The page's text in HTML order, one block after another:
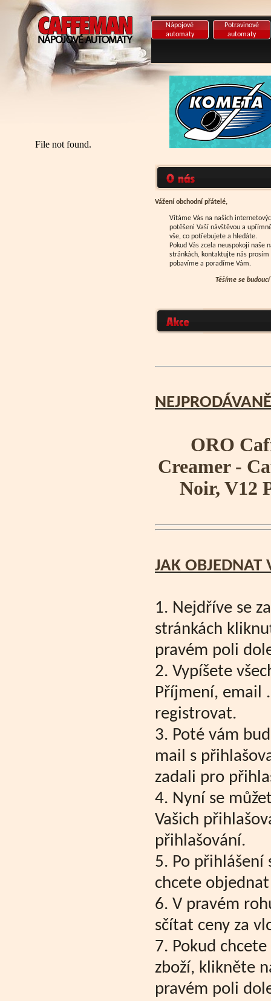
Nápojové
automaty
Potravinové
automaty
Vážení obchodní přátelé,
Vítáme Vás na našich
potěšeni Vaší návštěvou a
vše, co potřebujete a hledáte.
Pokud Vás zcela neuspokojí naše
stránkách, kontaktujte nás
pobavíme a poradíme Vám.
Těšíme se
ORO
Creamer -
Noir, V12
JAK OBJEDNAT
1. Nejdříve se
stránkách
pravém poli
2. Vypíšete
Příjmení, email
registrovat.
3. Poté vám
mail s
zadali pro
4. Nyní se
Vašich
přihlašování.
5. Po přihlášení
chcete
6. V pravém
sčítat ceny za
7. Pokud
zboží, klikněte
pravém poli